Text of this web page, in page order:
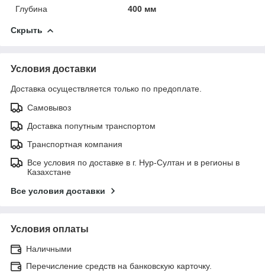
Глубина
400 мм
Скрыть
Условия доставки
Доставка осуществляется только по предоплате.
Самовывоз
Доставка попутным транспортом
Транспортная компания
Все условия по доставке в г. Нур-Султан и в регионы в
Казахстане
Все условия доставки
Условия оплаты
Наличными
Перечисление средств на банковскую карточку.